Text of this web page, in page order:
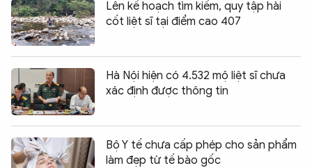
Lên kế hoạch tìm kiếm, quy tập hài
cốt liệt sĩ tại điểm cao 407
Hà Nội hiện có 4.532 mộ liệt sĩ chưa
xác định được thông tin
Bộ Y tế chưa cấp phép cho sản phẩm
làm đẹp từ tế bào gốc